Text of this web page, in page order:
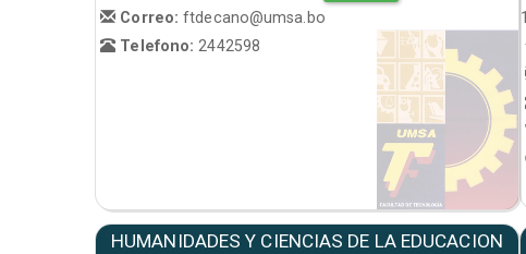
Correo:ftdecano@umsa.bo
Telefono:2442598
HUMANIDADES Y CIENCIAS DE LA EDUCACION